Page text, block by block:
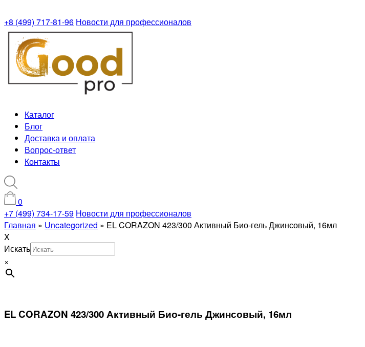
+8 (499) 717-81-96 Новости для профессионалов
Каталог
Блог
Доставка и оплата
Вопрос-ответ
Контакты
0
+7 (499) 734-17-59 Новости для профессионалов
Главная » Uncategorized » EL CORAZON 423/300 Активный Био-гель Джинсовый, 16мл
X
Искать
×
EL CORAZON 423/300 Активный Био-гель Джинсовый, 16мл